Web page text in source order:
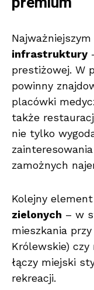
infrastruktury
prestiżowej. W
powinny
placówki
także
nie tylko
zamożnych
Kolejny
zielonych – w
mieszkania
Królewskie) czy
łączy miejski
rekreacji.